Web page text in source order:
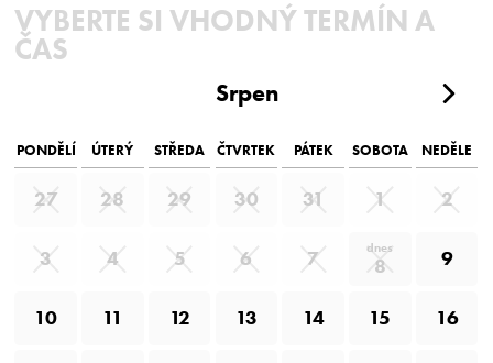
VYBERTE SI VHODNÝ TERMÍN A
ČAS
Srpen
PONDĚLÍ ÚTERÝ STŘEDA ČTVRTEK PÁTEK SOBOTA NEDĚLE
27 28 29 30 31 1 2
3 4 5 6 7 dnes
8 9
10 11 12 13 14 15 16